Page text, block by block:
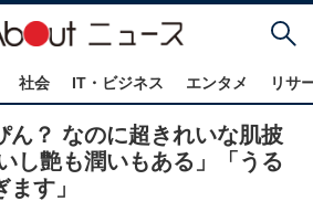
社会 IT・ビジネス エンタメ リサ
ん？ なのに超きれいな肌披
し艶も潤いもある」「うる
す」